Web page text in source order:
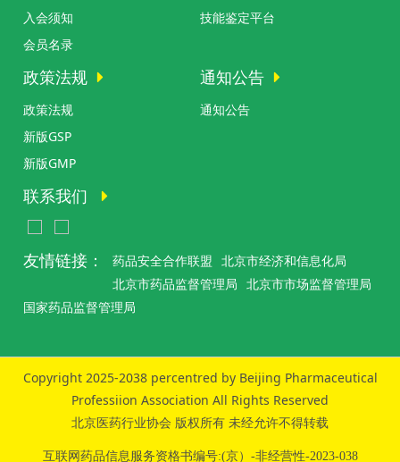
入会须知
会员名录
技能鉴定平台
政策法规
政策法规
新版GSP
新版GMP
通知公告
通知公告
联系我们
友情链接： 药品安全合作联盟 北京市经济和信息化局
北京市药品监督管理局 北京市市场监督管理局
国家药品监督管理局
Copyright 2025-2038 percentred by Beijing Pharmaceutical
Professiion Association All Rights Reserved
北京医药行业协会 版权所有 未经允许不得转载
互联网药品信息服务资格书编号:(京）-非经营性-2023-038